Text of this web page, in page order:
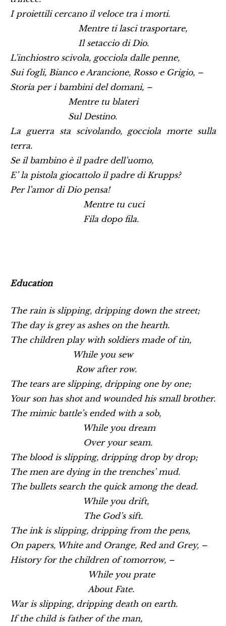
I proiettili cercano il veloce tra i morti.
Mentre ti lasci trasportare,
Il setaccio di Dio.
L’inchiostro scivola, gocciola dalle penne,
Sui fogli, Bianco e Arancione, Rosso e Grigio, –
Storia per i bambini del domani, –
Mentre tu blateri
Sul Destino.
La guerra sta scivolando, gocciola morte sulla
terra.
Se il bambino è il padre dell’uomo,
E’ la pistola giocattolo il padre di Krupps?
Per l’amor di Dio pensa!
Mentre tu cuci
Fila dopo fila.
Education
The rain is slipping, dripping down the street;
The day is grey as ashes on the hearth.
The children play with soldiers made of tin,
While you sew
Row after row.
The tears are slipping, dripping one by one;
Your son has shot and wounded his small brother.
The mimic battle’s ended with a sob,
While you dream
Over your seam.
The blood is slipping, dripping drop by drop;
The men are dying in the trenches’ mud.
The bullets search the quick among the dead.
While you drift,
The God’s sift.
The ink is slipping, dripping from the pens,
On papers, White and Orange, Red and Grey, –
History for the children of tomorrow, –
While you prate
About Fate.
War is slipping, dripping death on earth.
If the child is father of the man,